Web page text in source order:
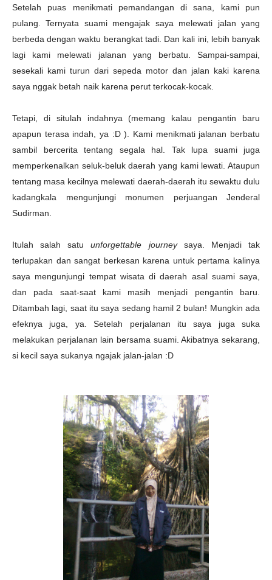
Setelah puas menikmati pemandangan di sana, kami pun
pulang. Ternyata suami mengajak saya melewati jalan yang
berbeda dengan waktu berangkat tadi. Dan kali ini, lebih banyak
lagi kami melewati jalanan yang berbatu. Sampai-sampai,
sesekali kami turun dari sepeda motor dan jalan kaki karena
saya nggak betah naik karena perut terkocak-kocak.
Tetapi, di situlah indahnya (memang kalau pengantin baru
apapun terasa indah, ya :D ). Kami menikmati jalanan berbatu
sambil bercerita tentang segala hal. Tak lupa suami juga
memperkenalkan seluk-beluk daerah yang kami lewati. Ataupun
tentang masa kecilnya melewati daerah-daerah itu sewaktu dulu
kadangkala mengunjungi monumen perjuangan Jenderal
Sudirman.
Itulah salah satuunforgettable journey saya. Menjadi tak
terlupakan dan sangat berkesan karena untuk pertama kalinya
saya mengunjungi tempat wisata di daerah asal suami saya,
dan pada saat-saat kami masih menjadi pengantin baru.
Ditambah lagi, saat itu saya sedang hamil 2 bulan! Mungkin ada
efeknya juga, ya. Setelah perjalanan itu saya juga suka
melakukan perjalanan lain bersama suami. Akibatnya sekarang,
si kecil saya sukanya ngajak jalan-jalan :D